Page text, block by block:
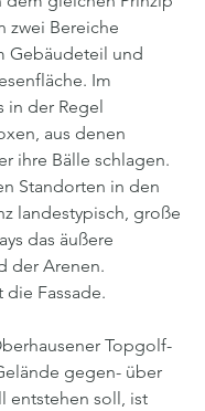
zwei Bereiche
Gebäudeteil und
Im
der Regel
aus denen
ihre Bälle schlagen.
Standorten in den
landestypisch, große
das äußere
der Arenen.
Fassade.
Topgolf-
gegen- über
entstehen soll, ist